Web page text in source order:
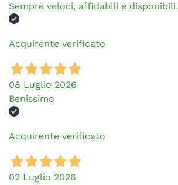
Sempre veloci, affidabili e disponibili.
Acquirente verificato
08 Luglio 2026
Benissimo
Acquirente verificato
02 Luglio 2026